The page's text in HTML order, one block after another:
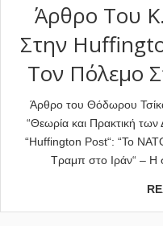
Άρθρο Του
Στην
Τον Πόλεμο
Άρθρο του Θόδωρου
“Θεωρία και Πρακτική
“Huffington Post“: “Το
Τραμπ στο Ιράν“ – Η